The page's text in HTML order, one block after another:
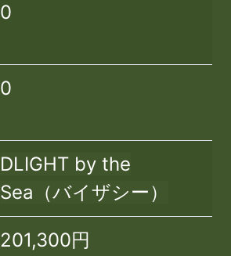
0
0
DLIGHT by the
Sea（バイザシー）
201,300円